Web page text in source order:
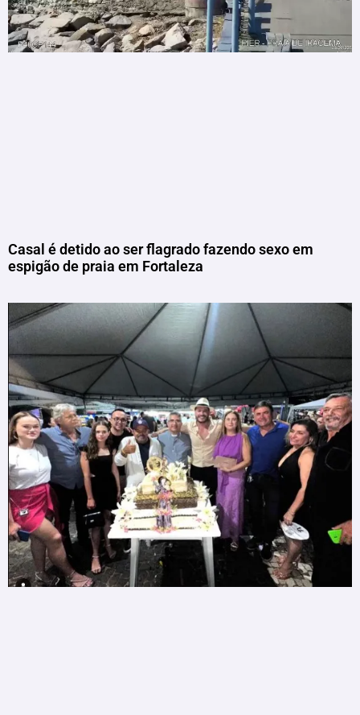
Casal é detido ao ser flagrado fazendo sexo em
espigão de praia em Fortaleza